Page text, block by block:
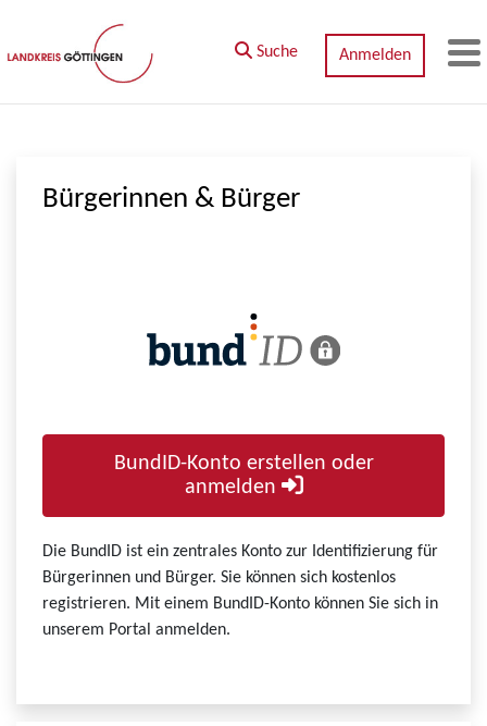
Zum Hauptinhalt springen
Suche Anmelden
Bürgerinnen & Bürger
BundID-Konto erstellen oder
anmelden
Die BundID ist ein zentrales Konto zur Identifizierung für
Bürgerinnen und Bürger. Sie können sich kostenlos
registrieren. Mit einem BundID-Konto können Sie sich in
unserem Portal anmelden.